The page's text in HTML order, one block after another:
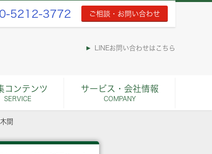
5212-3772 ご相談・お問い合わせ
LINEお問い合わせはこちら
コンテンツ
SERVICE
サービス・会社情報
COMPANY
間